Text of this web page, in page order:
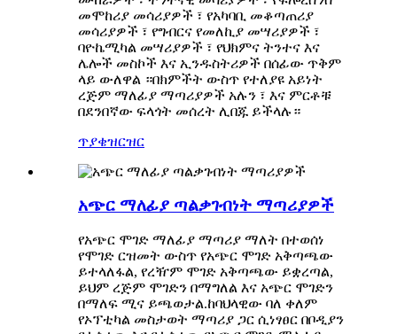
መሞከሪያ መሳሪያዎች ፣ የአካባቢ መቆጣጠሪያ
መሳሪያዎች ፣ የግብርና የመለኪያ መሣሪያዎች ፣
ባዮኬሚካል መሣሪያዎች ፣ የህክምና ትንተና እና
ሌሎች መስኮች እና ኢንዱስትሪዎች በሰፊው ጥቅም
ላይ ውለዋል ።በክምችት ውስጥ የተለያዩ አይነት
ረጅም ማለፊያ ማጣሪያዎች አሉን ፣ እና ምርቶቹ
በደንበኛው ፍላጎት መሰረት ሊበጁ ይችላሉ።
ጥያቄዝርዝር
አጭር ማለፊያ ጣልቃገብነት ማጣሪያዎች
የአጭር ሞገድ ማለፊያ ማጣሪያ ማለት በተወሰነ
የሞገድ ርዝመት ውስጥ የአጭር ሞገድ አቅጣጫው
ይተላለፋል, የረዥም ሞገድ አቅጣጫው ይቋረጣል,
ይህም ረጅም ሞገድን በማግለል እና አጭር ሞገድን
በማለፍ ሚና ይጫወታል.ከባህላዊው ባለ ቀለም
የኦፕቲካል መስታወት ማጣሪያ ጋር ሲነፃፀር በቦዲያን